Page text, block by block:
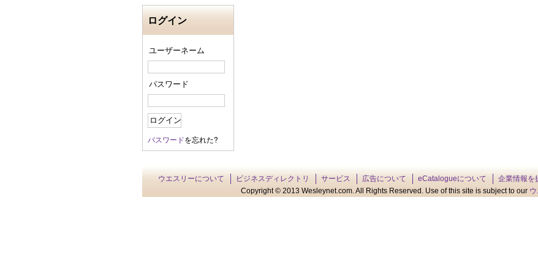
ログイン
ユーザーネーム
パスワード
パスワードを忘れた?
ウエスリーについて ビジネスディレクトリ サービス 広告について eCatalogueについて 企業情報を
Copyright © 2013 Wesleynet.com. All Rights Reserved. Use of this site is subject to our